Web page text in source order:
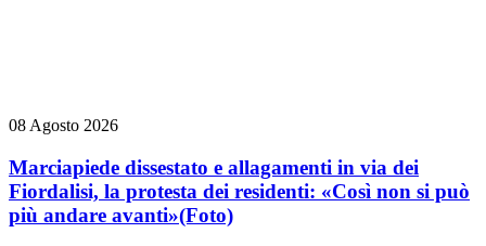
08 Agosto 2026
Marciapiede dissestato e allagamenti in via dei
Fiordalisi, la protesta dei residenti: «Così non si può
più andare avanti»(Foto)